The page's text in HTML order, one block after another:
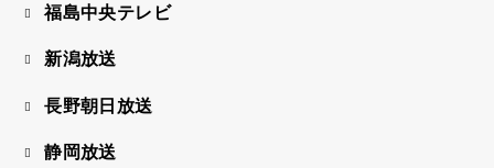
福島中央テレビ
新潟放送
長野朝日放送
静岡放送